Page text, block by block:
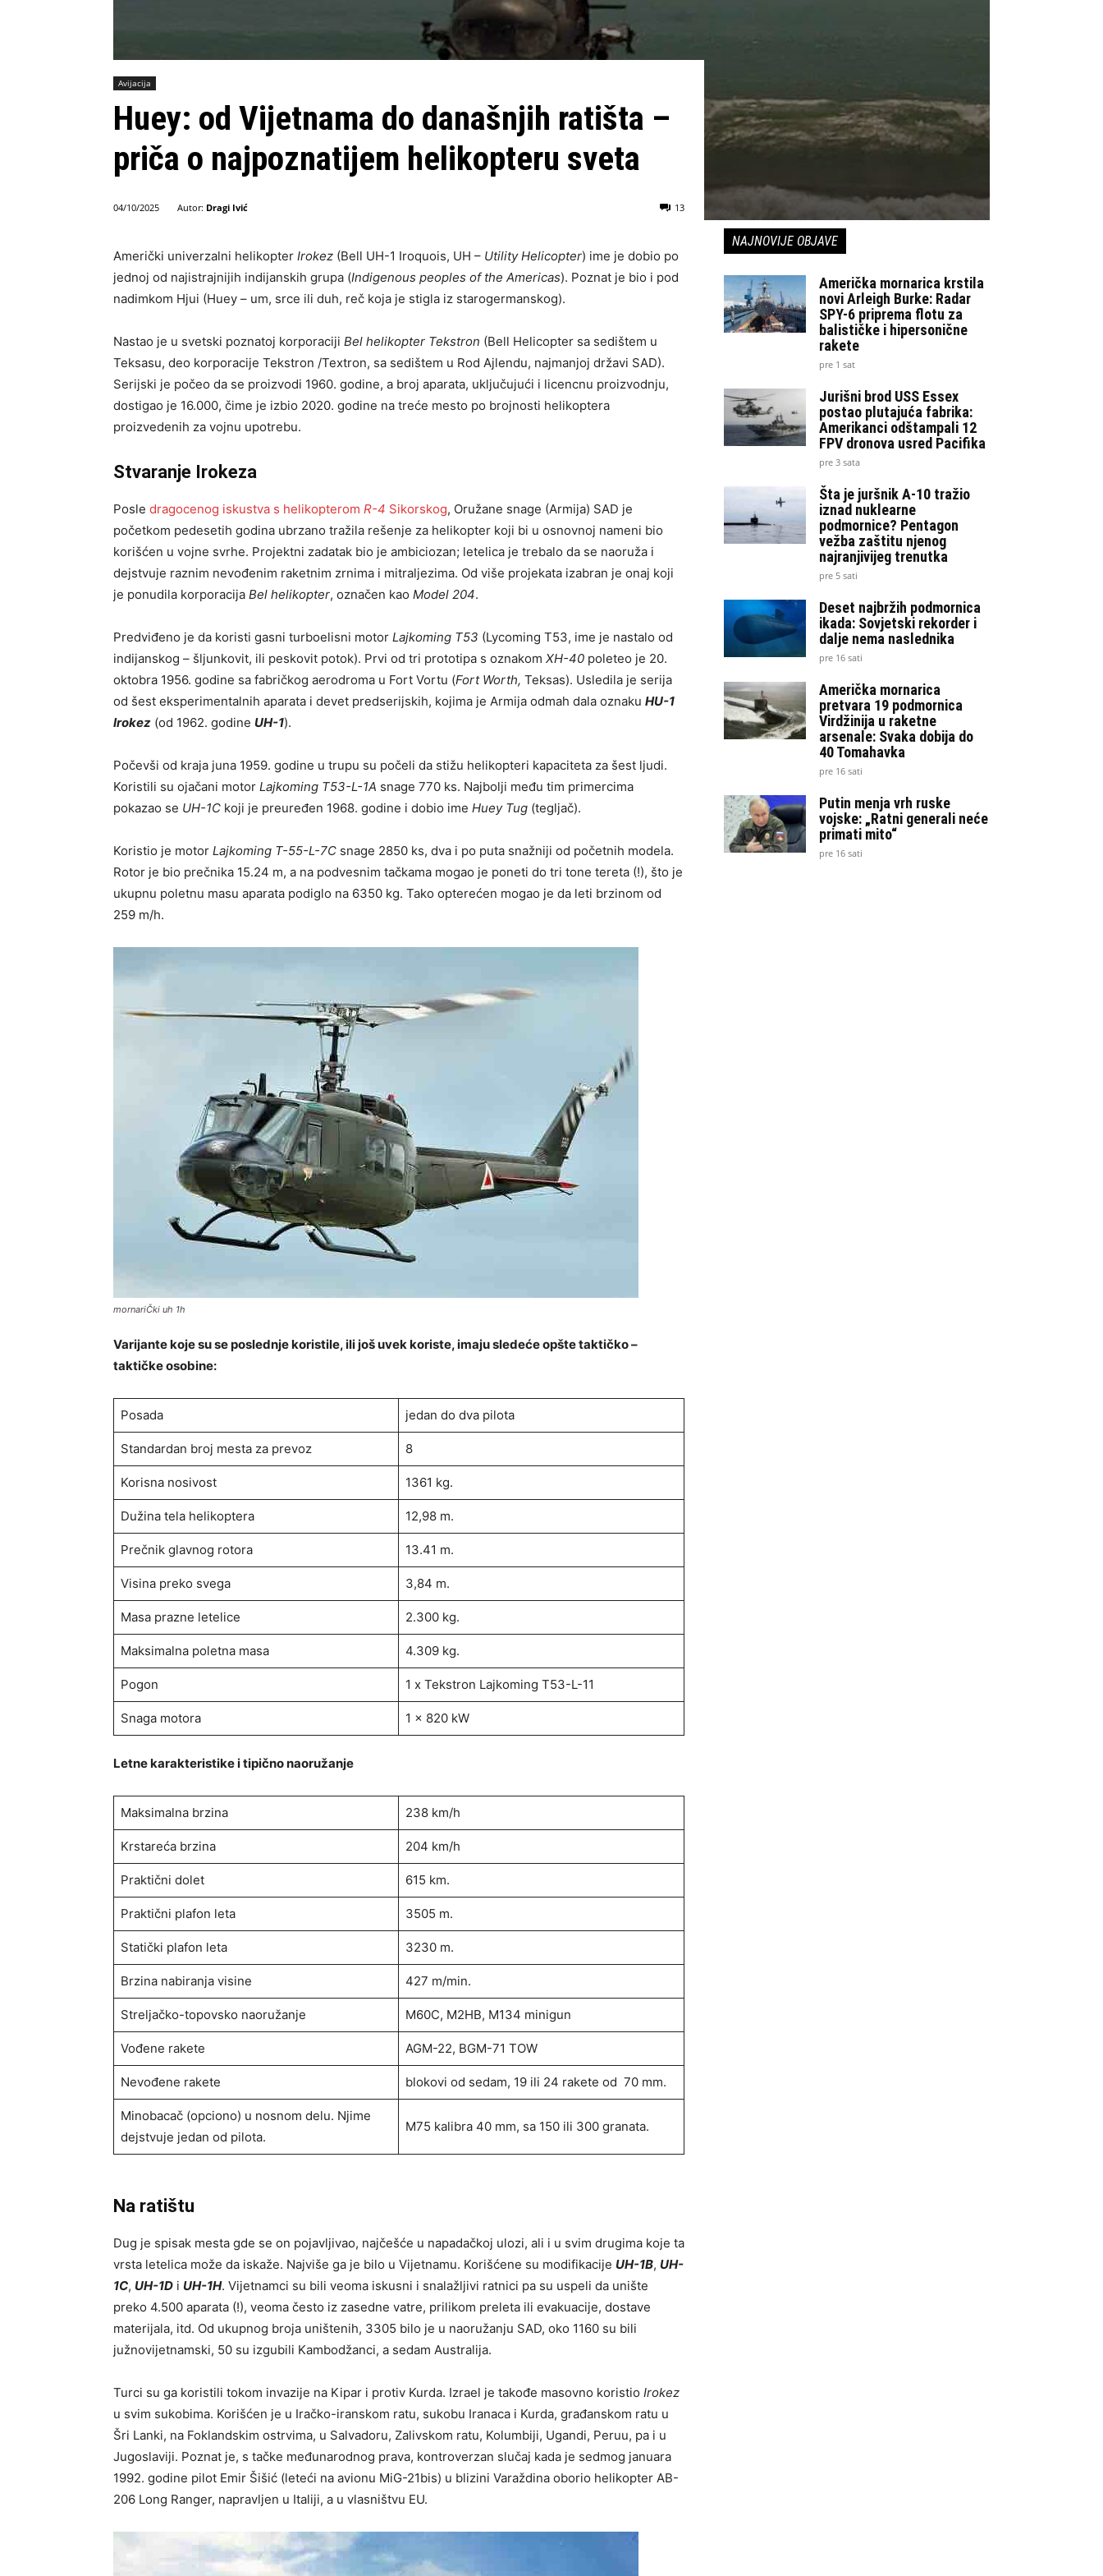
Avijacija
Huey: od Vijetnama do današnjih ratišta –
priča o najpoznatijem helikopteru sveta
04/10/2025 Autor: Dragi Ivić 13
Američki univerzalni helikopter Irokez (Bell UH-1 Iroquois, UH – Utility Helicopter) ime je dobio po
jednoj od najistrajnijih indijanskih grupa (Indigenous peoples of the Americas). Poznat je bio i pod
nadimkom Hjui (Huey – um, srce ili duh, reč koja je stigla iz starogermanskog).
Nastao je u svetski poznatoj korporaciji Bel helikopter Tekstron (Bell Helicopter sa sedištem u
Teksasu, deo korporacije Tekstron /Textron, sa sedištem u Rod Ajlendu, najmanjoj državi SAD).
Serijski je počeo da se proizvodi 1960. godine, a broj aparata, uključujući i licencnu proizvodnju,
dostigao je 16.000, čime je izbio 2020. godine na treće mesto po brojnosti helikoptera
proizvedenih za vojnu upotrebu.
Stvaranje Irokeza
Posle dragocenog iskustva s helikopterom R-4 Sikorskog, Oružane snage (Armija) SAD je
početkom pedesetih godina ubrzano tražila rešenje za helikopter koji bi u osnovnoj nameni bio
korišćen u vojne svrhe. Projektni zadatak bio je ambiciozan; letelica je trebalo da se naoruža i
dejstvuje raznim nevođenim raketnim zrnima i mitraljezima. Od više projekata izabran je onaj koji
je ponudila korporacija Bel helikopter, označen kao Model 204.
Predviđeno je da koristi gasni turboelisni motor Lajkoming T53 (Lycoming T53, ime je nastalo od
indijanskog – šljunkovit, ili peskovit potok). Prvi od tri prototipa s oznakom XH-40 poleteo je 20.
oktobra 1956. godine sa fabričkog aerodroma u Fort Vortu (Fort Worth, Teksas). Usledila je serija
od šest eksperimentalnih aparata i devet predserijskih, kojima je Armija odmah dala oznaku HU-1
Irokez (od 1962. godine UH-1).
Počevši od kraja juna 1959. godine u trupu su počeli da stižu helikopteri kapaciteta za šest ljudi.
Koristili su ojačani motor Lajkoming T53-L-1A snage 770 ks. Najbolji među tim primercima
pokazao se UH-1C koji je preuređen 1968. godine i dobio ime Huey Tug (tegljač).
Koristio je motor Lajkoming T-55-L-7C snage 2850 ks, dva i po puta snažniji od početnih modela.
Rotor je bio prečnika 15.24 m, a na podvesnim tačkama mogao je poneti do tri tone tereta (!), što je
ukupnu poletnu masu aparata podiglo na 6350 kg. Tako opterećen mogao je da leti brzinom od
259 m/h.
mornariČki uh 1h
Varijante koje su se poslednje koristile, ili još uvek koriste, imaju sledeće opšte taktičko –
taktičke osobine:
Posada jedan do dva pilota
Standardan broj mesta za prevoz 8
Korisna nosivost 1361 kg.
Dužina tela helikoptera 12,98 m.
Prečnik glavnog rotora 13.41 m.
Visina preko svega 3,84 m.
Masa prazne letelice 2.300 kg.
Maksimalna poletna masa 4.309 kg.
Pogon 1 x Tekstron Lajkoming T53-L-11
Snaga motora 1 x 820 kW
Letne karakteristike i tipično naoružanje
Maksimalna brzina 238 km/h
Krstareća brzina 204 km/h
Praktični dolet 615 km.
Praktični plafon leta 3505 m.
Statički plafon leta 3230 m.
Brzina nabiranja visine 427 m/min.
Streljačko-topovsko naoružanje M60C, M2HB, M134 minigun
Vođene rakete AGM-22, BGM-71 TOW
Nevođene rakete blokovi od sedam, 19 ili 24 rakete od 70 mm.
Minobacač (opciono) u nosnom delu. Njime
dejstvuje jedan od pilota.
M75 kalibra 40 mm, sa 150 ili 300 granata.
Na ratištu
Dug je spisak mesta gde se on pojavljivao, najčešće u napadačkoj ulozi, ali i u svim drugima koje ta
vrsta letelica može da iskaže. Najviše ga je bilo u Vijetnamu. Korišćene su modifikacije UH-1B, UH-
1C, UH-1D i UH-1H. Vijetnamci su bili veoma iskusni i snalažljivi ratnici pa su uspeli da unište
preko 4.500 aparata (!), veoma često iz zasedne vatre, prilikom preleta ili evakuacije, dostave
materijala, itd. Od ukupnog broja uništenih, 3305 bilo je u naoružanju SAD, oko 1160 su bili
južnovijetnamski, 50 su izgubili Kambodžanci, a sedam Australija.
Turci su ga koristili tokom invazije na Kipar i protiv Kurda. Izrael je takođe masovno koristio Irokez
u svim sukobima. Korišćen je u Iračko-iranskom ratu, sukobu Iranaca i Kurda, građanskom ratu u
Šri Lanki, na Foklandskim ostrvima, u Salvadoru, Zalivskom ratu, Kolumbiji, Ugandi, Peruu, pa i u
Jugoslaviji. Poznat je, s tačke međunarodnog prava, kontroverzan slučaj kada je sedmog januara
1992. godine pilot Emir Šišić (leteći na avionu MiG-21bis) u blizini Varaždina oborio helikopter AB-
206 Long Ranger, napravljen u Italiji, a u vlasništvu EU.
NAJNOVIJE OBJAVE
Američka mornarica krstila
novi Arleigh Burke: Radar
SPY-6 priprema flotu za
balističke i hipersonične
rakete
pre 1 sat
Jurišni brod USS Essex
postao plutajuća fabrika:
Amerikanci odštampali 12
FPV dronova usred Pacifika
pre 3 sata
Šta je juršnik A-10 tražio
iznad nuklearne
podmornice? Pentagon
vežba zaštitu njenog
najranjivijeg trenutka
pre 5 sati
Deset najbržih podmornica
ikada: Sovjetski rekorder i
dalje nema naslednika
pre 16 sati
Američka mornarica
pretvara 19 podmornica
Virdžinija u raketne
arsenale: Svaka dobija do
40 Tomahavka
pre 16 sati
Putin menja vrh ruske
vojske: „Ratni generali neće
primati mito“
pre 16 sati